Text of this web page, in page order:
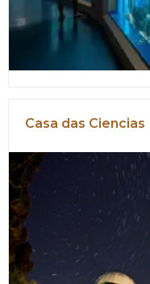
Casa das Ciencias